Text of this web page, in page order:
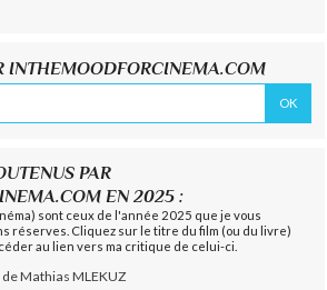
INTHEMOODFORCINEMA.COM
PAR
EN 2025 :
sont ceux de l'année 2025 que je vous
réserves. Cliquez sur le titre du film (ou du livre)
au lien vers ma critique de celui-ci.
de Mathias MLEKUZ